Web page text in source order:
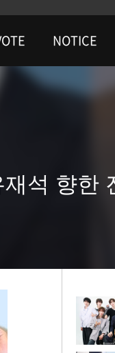
NOTICE
석 향한